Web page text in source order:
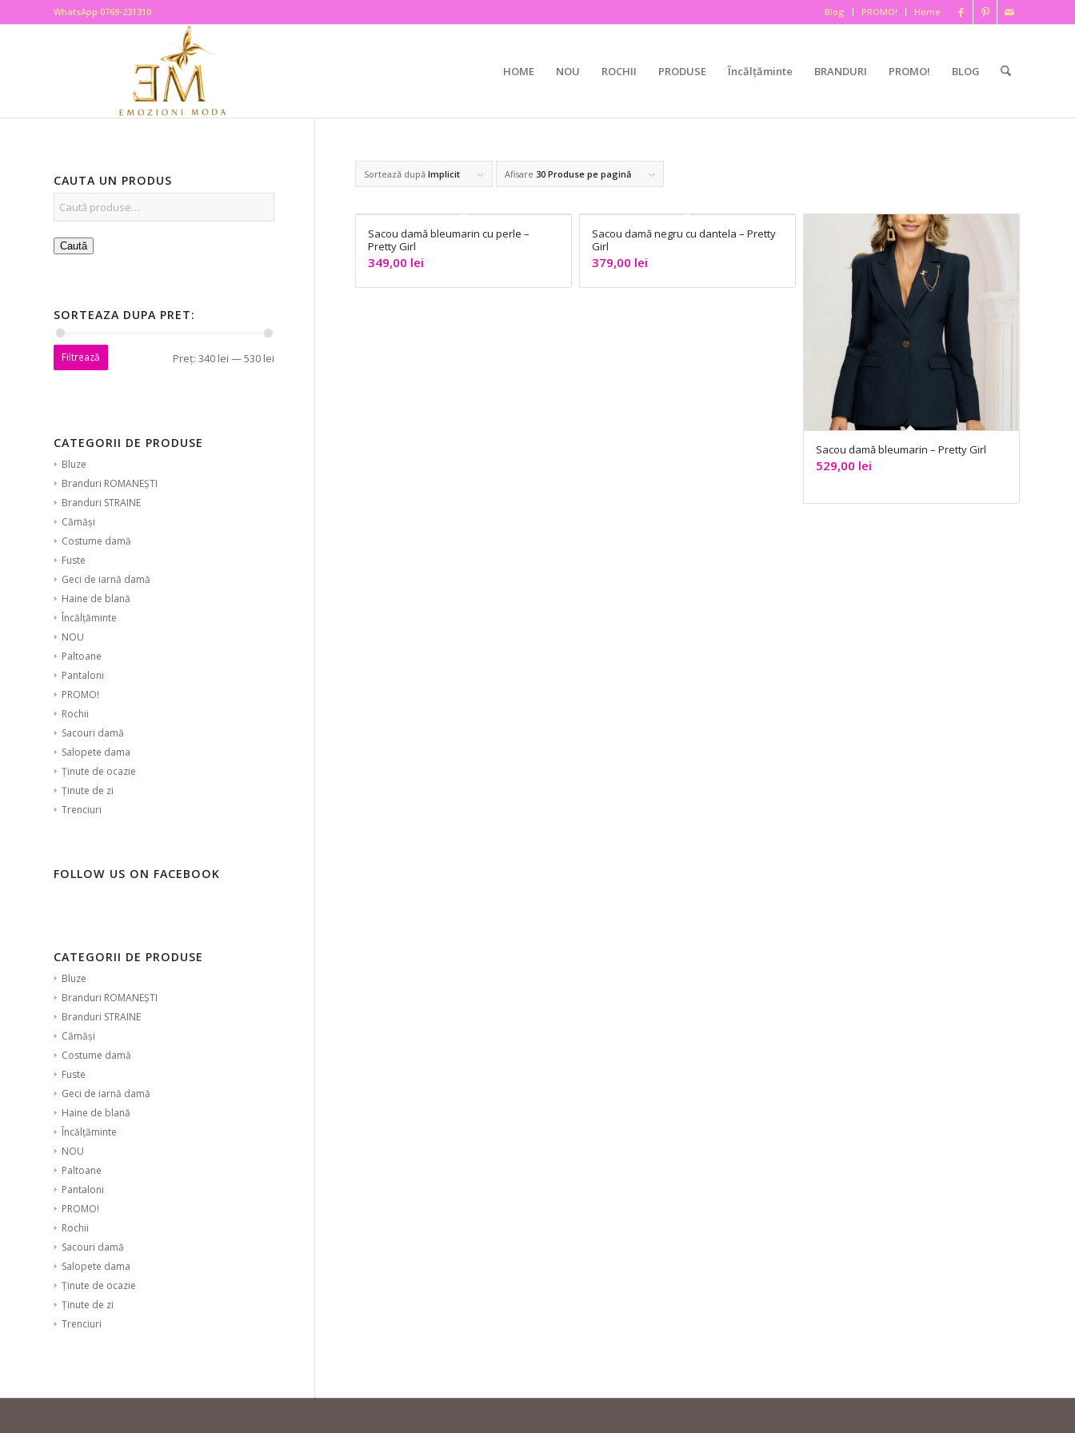
Blog PROMO! Home
WhatsApp 0769-231310
HOME NOU ROCHII PRODUSE Încălțăminte BRANDURI PROMO! BLOG
Sortează după Implicit Afisare 30 Produse pe pagină
Sacou damă bleumarin cu perle –
Pretty Girl
349,00 lei
Sacou damă negru cu dantela – Pretty
Girl
379,00 lei
Sacou damă bleumarin – Pretty Girl
529,00 lei
CAUTA UN PRODUS
Caută
SORTEAZA DUPA PRET:
Filtrează Preț: 340 lei —530 lei
CATEGORII DE PRODUSE
Bluze
Branduri ROMANEȘTI
Branduri STRAINE
Cămăși
Costume damă
Fuste
Geci de iarnă damă
Haine de blană
Încălțăminte
NOU
Paltoane
Pantaloni
PROMO!
Rochii
Sacouri damă
Salopete dama
Ținute de ocazie
Ținute de zi
Trenciuri
FOLLOW US ON FACEBOOK
CATEGORII DE PRODUSE
Bluze
Branduri ROMANEȘTI
Branduri STRAINE
Cămăși
Costume damă
Fuste
Geci de iarnă damă
Haine de blană
Încălțăminte
NOU
Paltoane
Pantaloni
PROMO!
Rochii
Sacouri damă
Salopete dama
Ținute de ocazie
Ținute de zi
Trenciuri